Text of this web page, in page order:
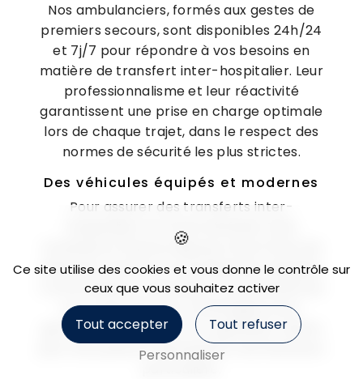
Nos ambulanciers, formés aux gestes de
premiers secours, sont disponibles 24h/24
et 7j/7 pour répondre à vos besoins en
matière de transfert inter-hospitalier. Leur
professionnalisme et leur réactivité
garantissent une prise en charge optimale
lors de chaque trajet, dans le respect des
normes de sécurité les plus strictes.
Des véhicules équipés et modernes
Pour assurer des transferts inter-
hospitaliers en toute sérénité, SARL
Ambulance Deyres dispose d'une flotte de
véhicules récents et parfaitement équipés.
Confortables et sécurisés, nos ambulances
sont spécialement aménagées pour
garantir un voyage sûr et agréable, même
pour les patients nécessitant une attention
Ce site utilise des cookies et vous donne le contrôle sur
ceux que vous souhaitez activer
Tout accepter
Tout refuser
Personnaliser